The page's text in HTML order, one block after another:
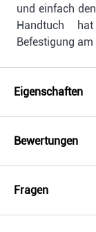
und einfach
Handtuch
Befestigung
Eigenschaften
Bewertungen
Fragen